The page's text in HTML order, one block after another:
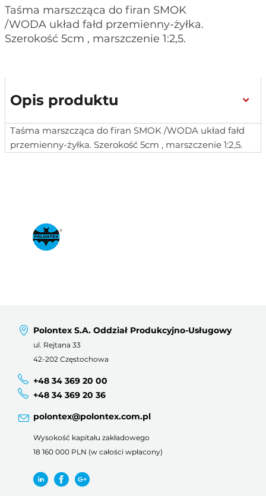
Taśma marszcząca do firan SMOK
/WODA układ fałd przemienny-żyłka.
Szerokość 5cm , marszczenie 1:2,5.
Opis produktu
Taśma marszcząca do firan SMOK /WODA układ fałd
przemienny-żyłka. Szerokość 5cm , marszczenie 1:2,5.
Polontex S.A. Oddział Produkcyjno-Usługowy
ul. Rejtana 33
42-202 Częstochowa
+48 34 369 20 00
+48 34 369 20 36
polontex@polontex.com.pl
Wysokość kapitału zakładowego
18 160 000 PLN (w całości wpłacony)